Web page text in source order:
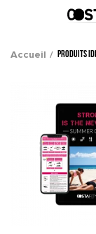
Accueil Produits